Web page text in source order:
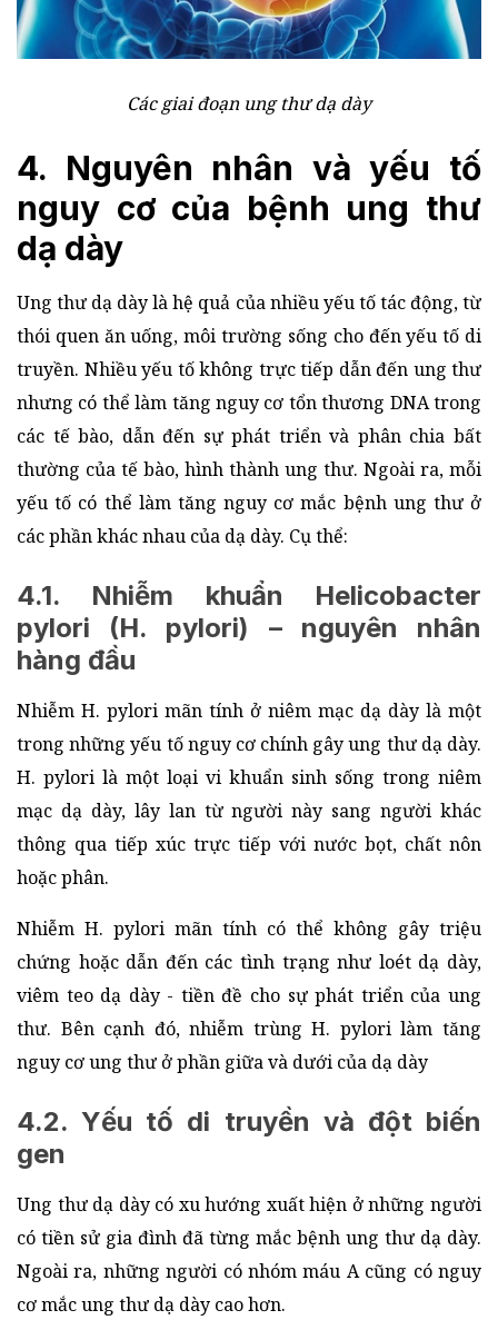
Các giai đoạn ung thư dạ dày
4. Nguyên nhân và yếu tố
nguy cơ của bệnh ung thư
dạ dày
Ung thư dạ dày là hệ quả của nhiều yếu tố tác động, từ
thói quen ăn uống, môi trường sống cho đến yếu tố di
truyền. Nhiều yếu tố không trực tiếp dẫn đến ung thư
nhưng có thể làm tăng nguy cơ tổn thương DNA trong
các tế bào, dẫn đến sự phát triển và phân chia bất
thường của tế bào, hình thành ung thư. Ngoài ra, mỗi
yếu tố có thể làm tăng nguy cơ mắc bệnh ung thư ở
các phần khác nhau của dạ dày. Cụ thể:
4.1. Nhiễm khuẩn Helicobacter
pylori (H. pylori) – nguyên nhân
hàng đầu
Nhiễm H. pylori mãn tính ở niêm mạc dạ dày là một
trong những yếu tố nguy cơ chính gây ung thư dạ dày.
H. pylori là một loại vi khuẩn sinh sống trong niêm
mạc dạ dày, lây lan từ người này sang người khác
thông qua tiếp xúc trực tiếp với nước bọt, chất nôn
hoặc phân.
Nhiễm H. pylori mãn tính có thể không gây triệu
chứng hoặc dẫn đến các tình trạng như loét dạ dày,
viêm teo dạ dày - tiền đề cho sự phát triển của ung
thư. Bên cạnh đó, nhiễm trùng H. pylori làm tăng
nguy cơ ung thư ở phần giữa và dưới của dạ dày
4.2. Yếu tố di truyền và đột biến
gen
Ung thư dạ dày có xu hướng xuất hiện ở những người
có tiền sử gia đình đã từng mắc bệnh ung thư dạ dày.
Ngoài ra, những người có nhóm máu A cũng có nguy
cơ mắc ung thư dạ dày cao hơn.